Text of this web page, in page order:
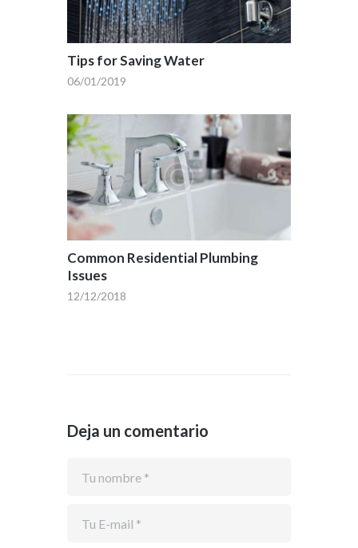
Tips for Saving Water
06/01/2019
Common Residential Plumbing
Issues
12/12/2018
Deja un comentario